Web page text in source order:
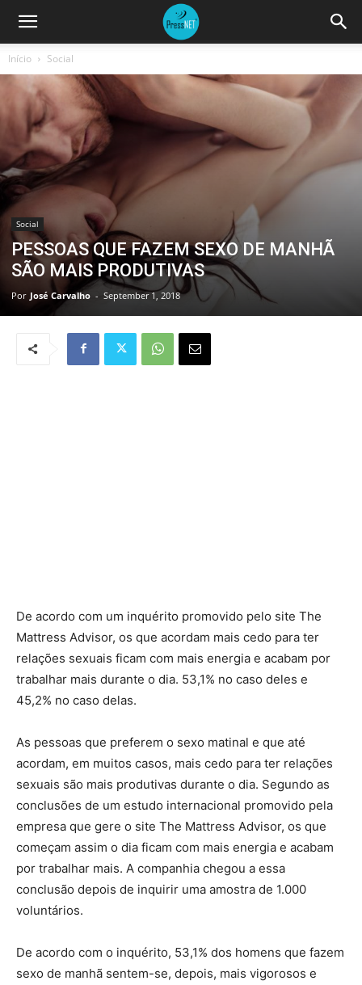
Início Social
Social
PESSOAS QUE FAZEM SEXO DE MANHÃ
SÃO MAIS PRODUTIVAS
Por José Carvalho - September 1, 2018
De acordo com um inquérito promovido pelo site The
Mattress Advisor, os que acordam mais cedo para ter
relações sexuais ficam com mais energia e acabam por
trabalhar mais durante o dia. 53,1% no caso deles e
45,2% no caso delas.
As pessoas que preferem o sexo matinal e que até
acordam, em muitos casos, mais cedo para ter relações
sexuais são mais produtivas durante o dia. Segundo as
conclusões de um estudo internacional promovido pela
empresa que gere o site The Mattress Advisor, os que
começam assim o dia ficam com mais energia e acabam
por trabalhar mais. A companhia chegou a essa
conclusão depois de inquirir uma amostra de 1.000
voluntários.
De acordo com o inquérito, 53,1% dos homens que fazem
sexo de manhã sentem-se, depois, mais vigorosos e